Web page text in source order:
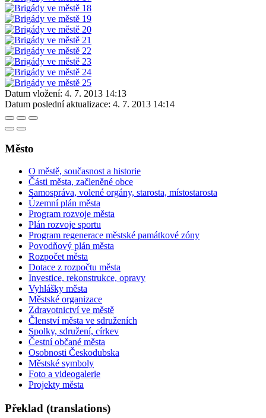
Datum vložení: 4. 7. 2013 14:13
Datum poslední aktualizace: 4. 7. 2013 14:14
Město
O městě, současnost a historie
Části města, začleněné obce
Samospráva, volené orgány, starosta, místostarosta
Územní plán města
Program rozvoje města
Plán rozvoje sportu
Program regenerace městské památkové zóny
Povodňový plán města
Rozpočet města
Dotace z rozpočtu města
Investice, rekonstrukce, opravy
Vyhlášky města
Městské organizace
Zdravotnictví ve městě
Členství města ve sdruženích
Spolky, sdružení, církev
Čestní občané města
Osobnosti Českodubska
Městské symboly
Foto a videogalerie
Projekty města
Překlad (translations)